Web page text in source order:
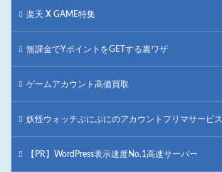
楽天 X GAME特集
無課金でYポイントをGETする裏ワザ
ゲームアカウント高価買取
妖怪ウォッチぷにぷにのアカウントフリマサービス
【PR】WordPress表示速度No.1高速サーバー